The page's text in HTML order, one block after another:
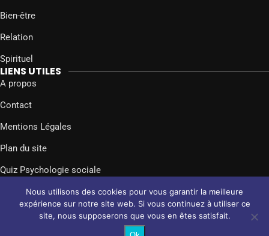
Bien-être
Relation
Spirituel
LIENS UTILES
A propos
Contact
Mentions Légales
Plan du site
Quiz Psychologie sociale
Facebook Twitter Instagram
@2024 – Tous droits réservés.
Nous utilisons des cookies pour vous garantir la meilleure
expérience sur notre site web. Si vous continuez à utiliser ce
site, nous supposerons que vous en êtes satisfait.